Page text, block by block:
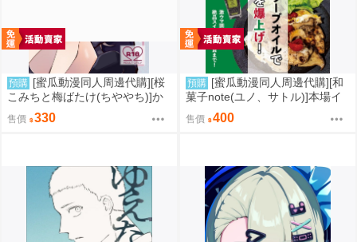
預購 [蜜瓜動漫同人周邊代購][桜
こみちと梅ばたけ(ちややち)]か
わいいふたりがいちゃあま×××し
てるだけのはなし(同人誌)
售價 330
預購 [蜜瓜動漫同人周邊代購][和
菓子note(ユノ、サトル)]本場イ
タリアのオリーブオイルで自宅
ご飯のQOLを爆上げ!(同人誌)
售價 400